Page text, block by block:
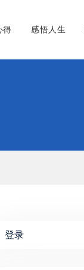
得 感悟人生
登录